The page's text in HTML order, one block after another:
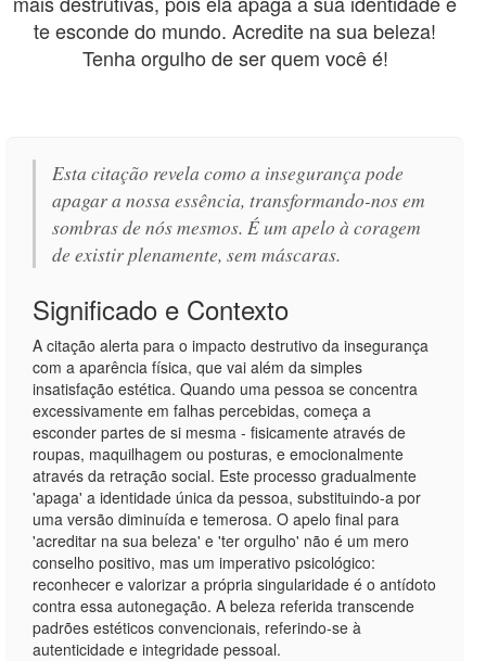
te esconde do mundo. Acredite na sua beleza!
Tenha orgulho de ser quem você é!
Esta citação revela como a insegurança pode
apagar a nossa essência, transformando-nos em
sombras de nós mesmos. É um apelo à coragem
de existir plenamente, sem máscaras.
Significado e Contexto
A citação alerta para o impacto destrutivo da insegurança
com a aparência física, que vai além da simples
insatisfação estética. Quando uma pessoa se concentra
excessivamente em falhas percebidas, começa a
esconder partes de si mesma - fisicamente através de
roupas, maquilhagem ou posturas, e emocionalmente
através da retração social. Este processo gradualmente
'apaga' a identidade única da pessoa, substituindo-a por
uma versão diminuída e temerosa. O apelo final para
'acreditar na sua beleza' e 'ter orgulho' não é um mero
conselho positivo, mas um imperativo psicológico:
reconhecer e valorizar a própria singularidade é o antídoto
contra essa autonegação. A beleza referida transcende
padrões estéticos convencionais, referindo-se à
autenticidade e integridade pessoal.